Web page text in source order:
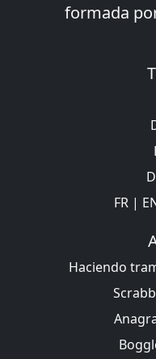
formada
FR |
Haciendo